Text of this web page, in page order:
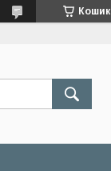
Кошик